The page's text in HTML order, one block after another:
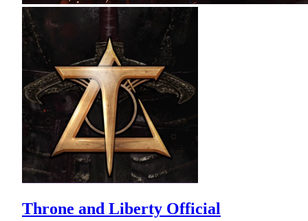
Throne and Liberty Official